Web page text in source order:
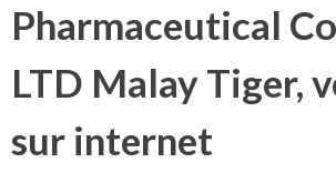
Pharmaceutical
LTD Malay Tiger,
sur internet